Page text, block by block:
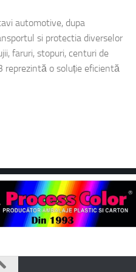
automotive, dupa
si protectia diverselor
faruri, stopuri, centuri de
reprezintă o soluție eficientă